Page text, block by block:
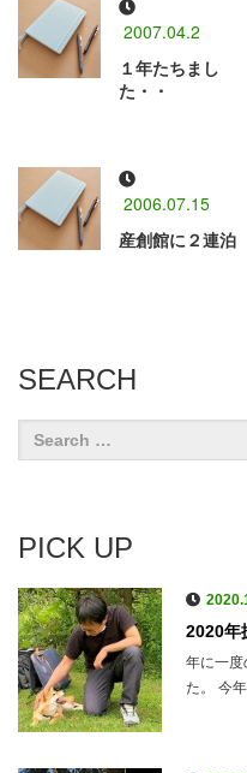
2007.04.2
１年たちまし
た・・
2006.07.15
産創館に２連泊
SEARCH
PICK UP
2020年
年に一度
た。 今